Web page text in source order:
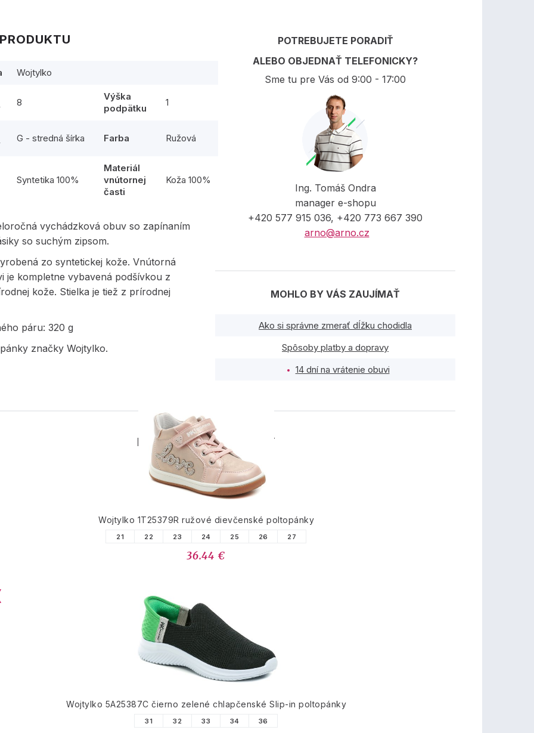
Wojtylko
8
Výška
podpätku
1
G - stredná šírka Farba Ružová
Syntetika 100%
Materiál
vnútornej
časti
Koža 100%
vychádzková obuv so zapínaním
so suchým zipsom.
zo syntetickej kože. Vnútorná
je kompletne vybavená podšívkou z
kože. Stielka je tiež z prírodnej
páru: 320 g
značky Wojtylko.
POTREBUJETE PORADIŤ
ALEBO OBJEDNAŤ TELEFONICKY?
Sme tu pre Vás od 9:00 - 17:00
Ing. Tomáš Ondra
manager e-shopu
+420 577 915 036, +420 773 667 390
arno@arno.cz
MOHLO BY VÁS ZAUJÍMAŤ
Ako si správne zmerať dĺžku chodidla
Spôsoby platby a dopravy
14 dní na vrátenie obuvi
PODOBNÉ PRODUKTY
Wojtylko 1T25379R ružové dievčenské poltopánky
21 22 23 24 25 26 27
36.44 €
Wojtylko 5A25387C čierno zelené chlapčenské Slip-in poltopánky
31 32 33 34 36